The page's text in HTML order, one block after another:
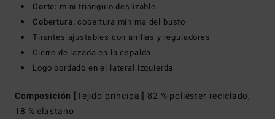
Corte: mini triángulo deslizable
Cobertura: cobertura mínima del busto
Tirantes ajustables con anillas y reguladores
Cierre de lazada en la espalda
Logo bordado en el lateral izquierda
Composición [Tejido principal] 82 % poliéster reciclado,
18 % elastano